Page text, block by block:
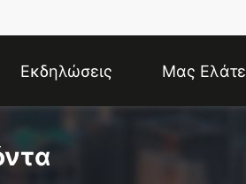
Εκδηλώσεις Μας Ελάτε